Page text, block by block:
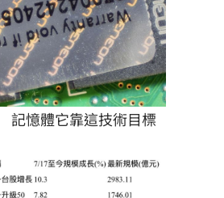
記憶體它靠這技術目標